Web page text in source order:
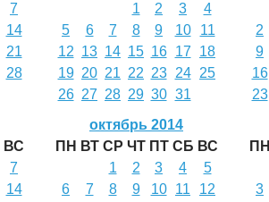
7
14
21
28
1
2 3
4
5
6 7 8 9 10
11
12 13 14 15 16 17
18
19 20 21 22 23 24
25
26 27 28 29 30 31
2
9
16
23
ВС
7
14
октябрь 2014
ПН ВТ СР ЧТ ПТ СБ ВС
1
2 3 4
5
6
7 8 9 10 11
12
ПН
3